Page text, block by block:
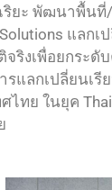
ะ พัฒนาพื้นที่
แล
ริงเพื่อยกร
แลกเปลี่ยนเ
ทย ในยุค